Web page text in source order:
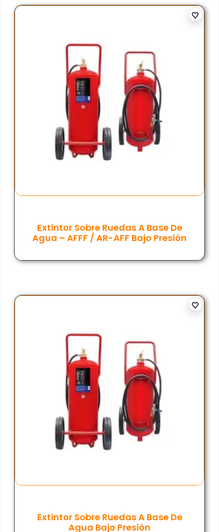
Extintor Sobre Ruedas A Base De
Agua – AFFF / AR-AFF Bajo Presión
Extintor Sobre Ruedas A Base De
Agua Bajo Presión